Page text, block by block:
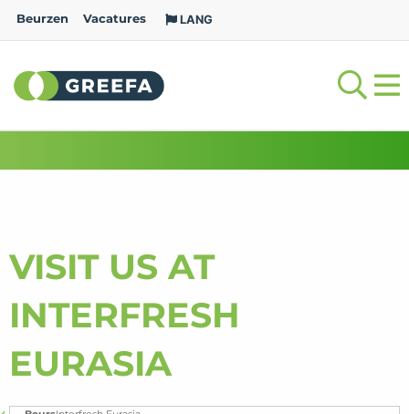
Beurzen Vacatures LANG
VISIT US AT
INTERFRESH
EURASIA